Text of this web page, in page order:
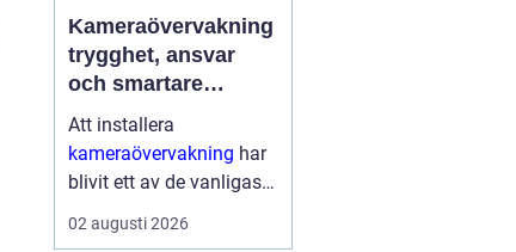
Kameraövervakning
trygghet, ansvar
och smartare
säkerhet i vardagen
Att installera
kameraövervakning har
blivit ett av de vanligaste
sätten att öka tryggheten
i både hem och företag.
02 augusti 2026